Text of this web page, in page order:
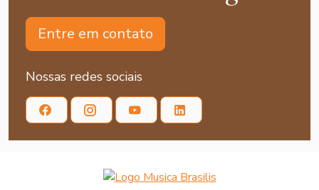
Entre em contato
Nossas redes sociais